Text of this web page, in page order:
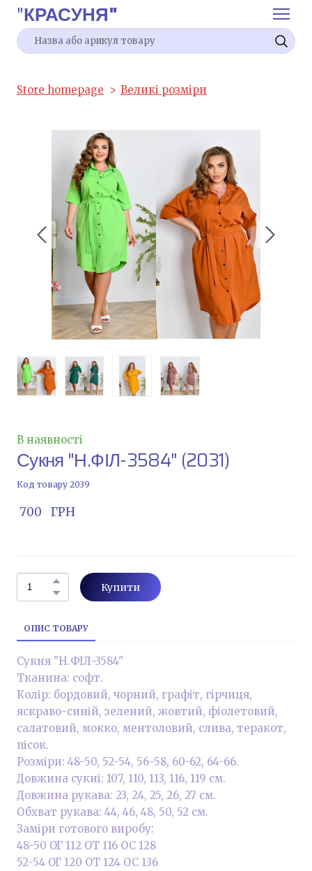
"КРАСУНЯ"
Store homepage Великі розміри
В наявності
Сукня "Н.ФІЛ-3584" (2031)
Код товару 2039
700   ГРН
Купити
ОПИС ТОВАРУ
Сукня "Н.ФІЛ-3584"
Тканина: софт.
Колір: бордовий, чорний, графіт, гірчиця,
яскраво-синій, зелений, жовтий, фіолетовий,
салатовий, мокко, ментоловий, слива, теракот,
пісок.
Розміри: 48-50, 52-54, 56-58, 60-62, 64-66.
Довжина сукні: 107, 110, 113, 116, 119 см.
Довжина рукава: 23, 24, 25, 26, 27 см.
Обхват рукава: 44, 46, 48, 50, 52 см.
Заміри готового виробу:
48-50 ОГ 112 ОТ 116 ОС 128
52-54 ОГ 120 ОТ 124 ОС 136